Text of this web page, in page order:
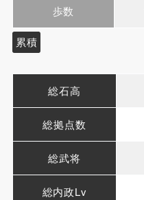
歩数
累積
総石高
総拠点数
総武将
総内政Lv